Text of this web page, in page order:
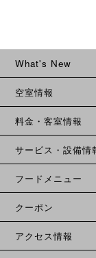
What's New
空室情報
料金・客室情報
サービス・設備情
フードメニュー
クーポン
アクセス情報